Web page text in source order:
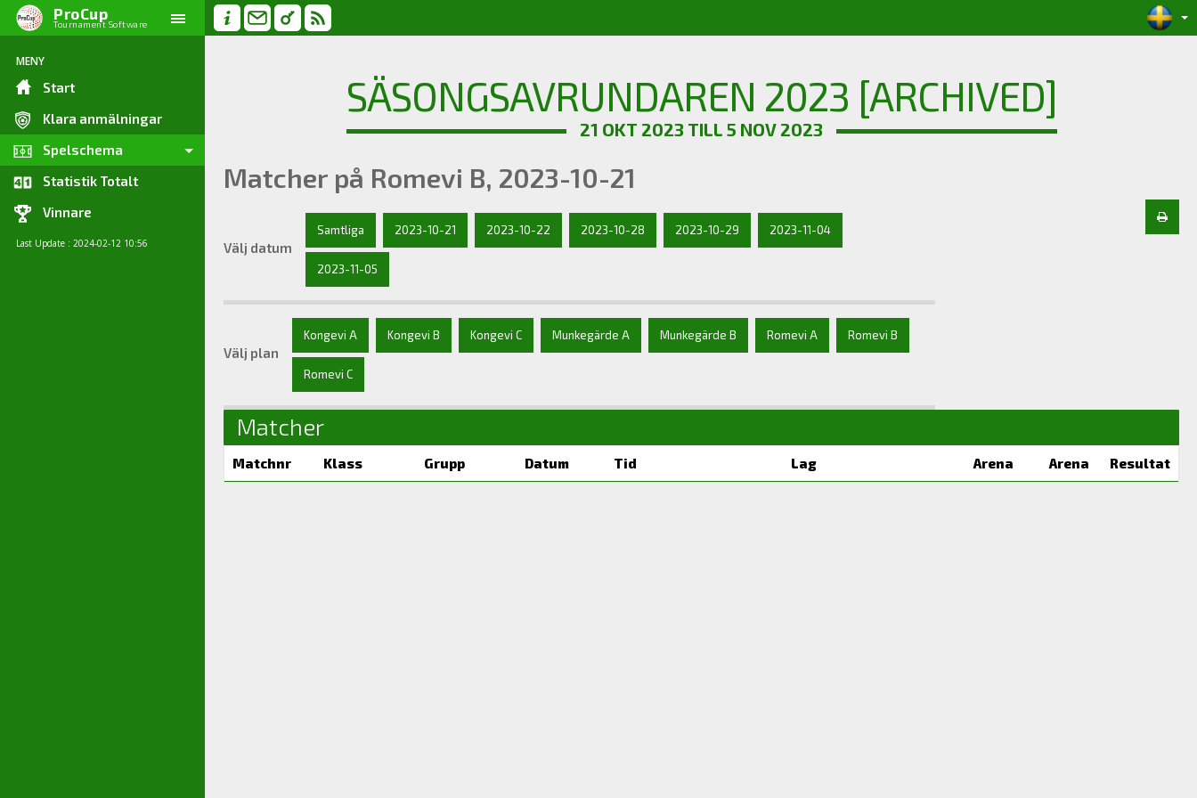
ProCup
Tournament Software
MENY
Start
Klara anmälningar
Spelschema
Statistik Totalt
Vinnare
Last Update : 2024-02-12 10:56
SÄSONGSAVRUNDAREN 2023 [ARCHIVED]
21 OKT 2023 TILL 5 NOV 2023
Matcher på Romevi B, 2023-10-21
Välj datum
Samtliga 2023-10-21 2023-10-22 2023-10-28 2023-10-29 2023-11-04
2023-11-05
Välj plan
Kongevi A Kongevi B Kongevi C Munkegärde A Munkegärde B Romevi A Romevi B
Romevi C
Matcher
Matchnr Klass Grupp Datum Tid Lag Arena Arena Resultat